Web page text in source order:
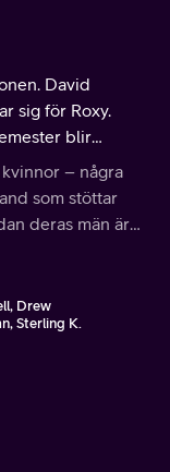
David
sig för Roxy.
blir
– några
som stöttar
deras män är
Drew
Sterling K.